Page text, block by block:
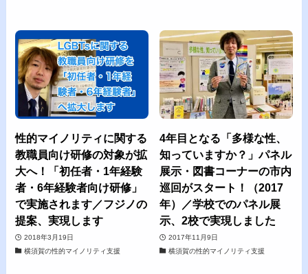
性的マイノリティに関する
教職員向け研修の対象が拡
大へ！「初任者・1年経験
者・6年経験者向け研修」
で実施されます／フジノの
提案、実現します
2018年3月19日
横須賀の性的マイノリティ支援
4年目となる「多様な性、
知っていますか？」パネル
展示・図書コーナーの市内
巡回がスタート！（2017
年）／学校でのパネル展
示、2校で実現しました
2017年11月9日
横須賀の性的マイノリティ支援